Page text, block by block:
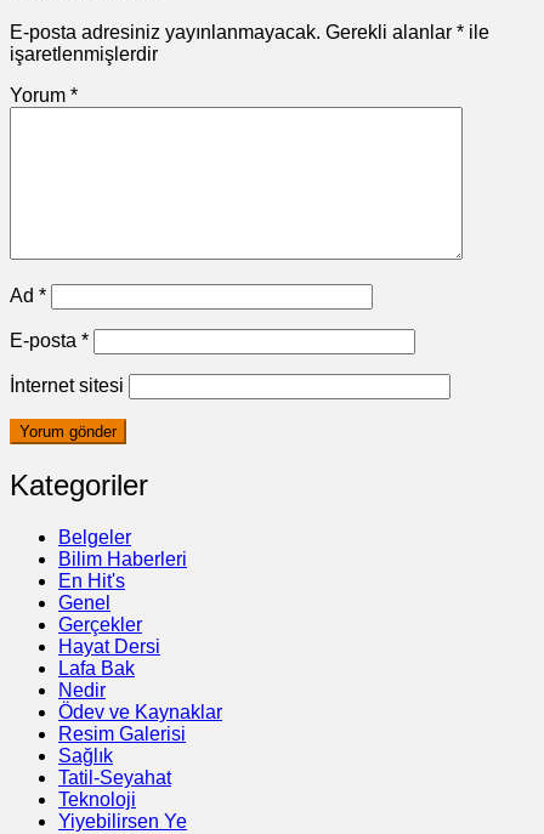
E-posta adresiniz yayınlanmayacak. Gerekli alanlar * ile
işaretlenmişlerdir
Yorum *
Ad *
E-posta *
İnternet sitesi
Kategoriler
Belgeler
Bilim Haberleri
En Hit's
Genel
Gerçekler
Hayat Dersi
Lafa Bak
Nedir
Ödev ve Kaynaklar
Resim Galerisi
Sağlık
Tatil-Seyahat
Teknoloji
Yiyebilirsen Ye